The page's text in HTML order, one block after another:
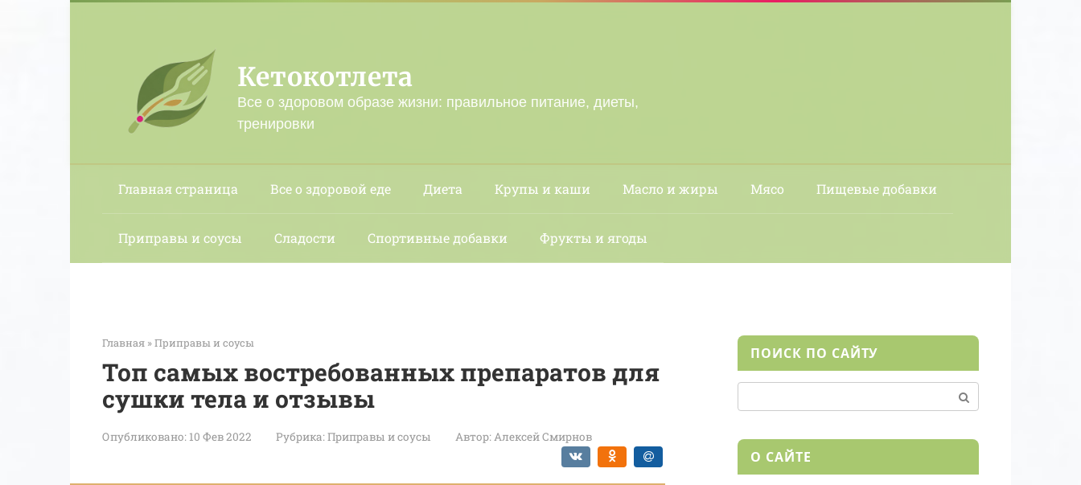
Кетокотлета
Все о здоровом образе жизни: правильное питание, диеты,
тренировки
Главная страница Все о здоровой еде Диета Крупы и каши Масло и жиры Мясо Пищевые добавки
Приправы и соусы Сладости Спортивные добавки Фрукты и ягоды
Главная »Приправы и соусы
Топ самых востребованных препаратов для
сушки тела и отзывы
Опубликовано: 10 Фев 2022 Рубрика:Приправы и соусы Автор:Алексей Смирнов
ПОИСК ПО САЙТУ
О САЙТЕ